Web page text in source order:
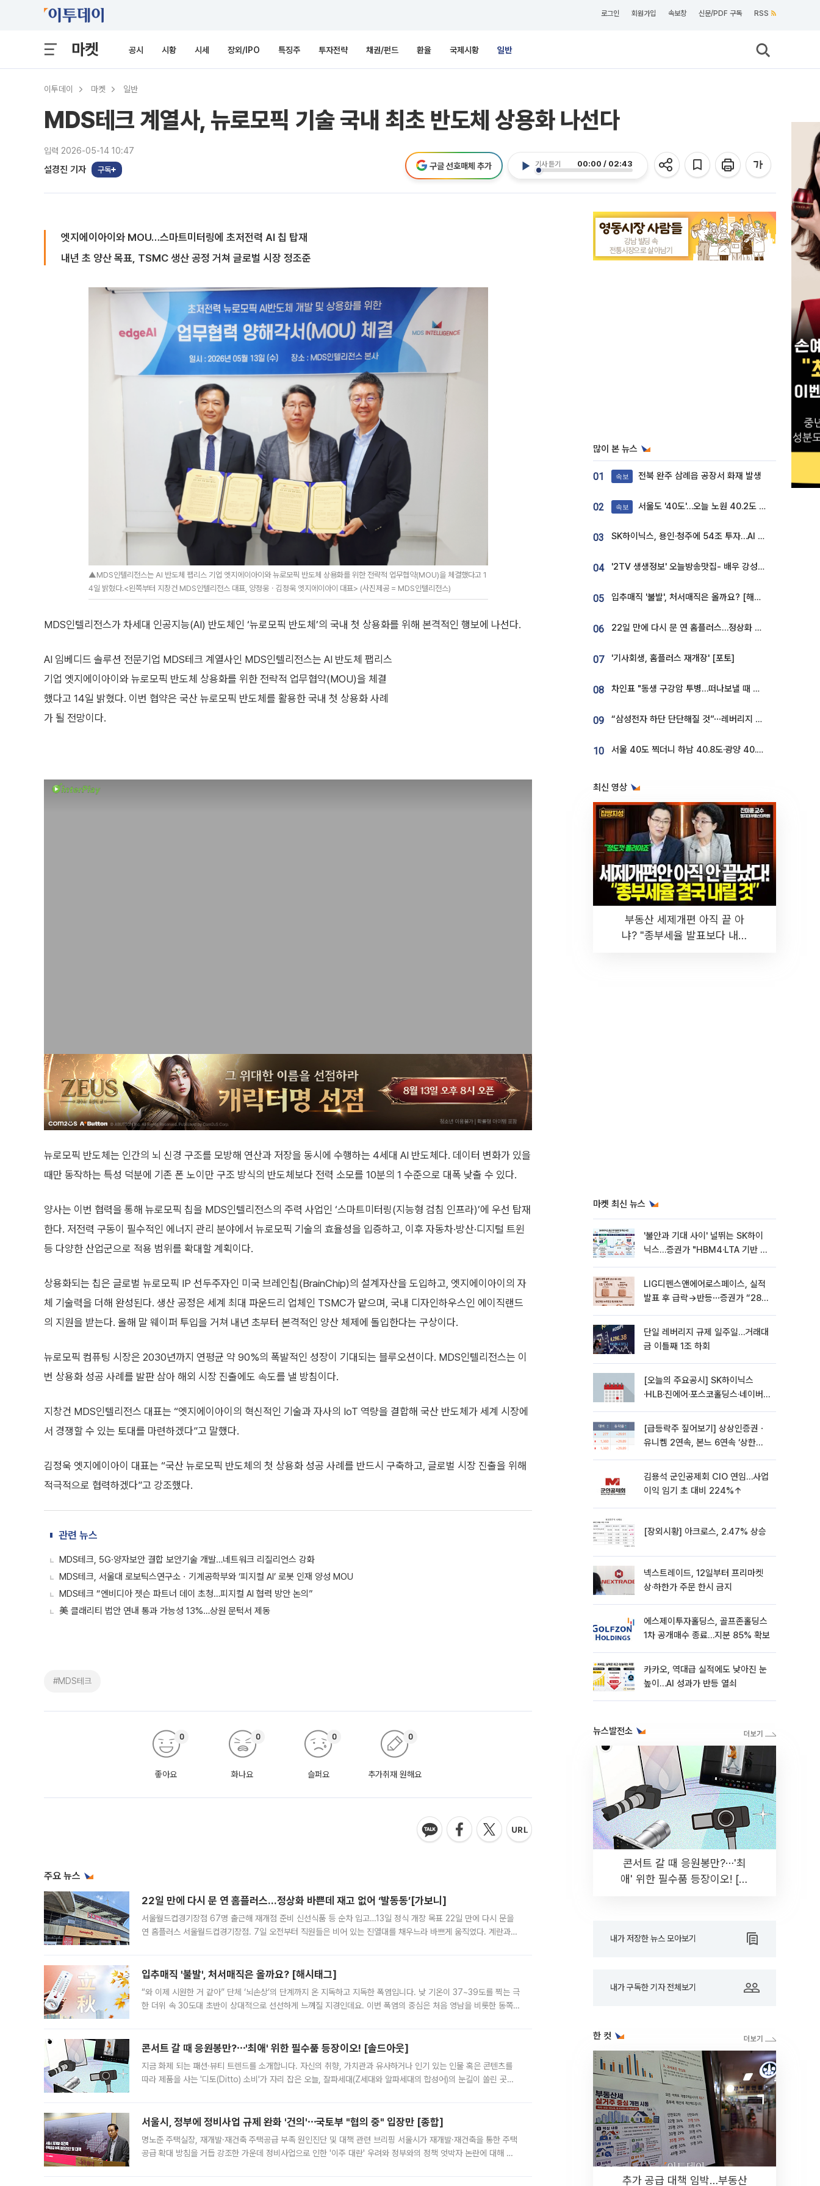
로그인 회원가입 속보창 신문/PDF 구독 RSS
마켓 공시 시황 시세 장외/IPO 특징주 투자전략 채권/펀드 환율 국제시황 일반
이투데이 마켓 일반
MDS테크 계열사, 뉴로모픽 기술 국내 최초 반도체 상용화 나선다
입력 2026-05-14 10:47
설경진 기자 구독
기사 듣기 00:00 / 02:43
구글 선호매체 추가
엣지에이아이와 MOU…스마트미터링에 초저전력 AI 칩 탑재
내년 초 양산 목표, TSMC 생산 공정 거쳐 글로벌 시장 정조준
▲MDS인텔리전스는 AI 반도체 팹리스 기업 엣지에이아이와 뉴로모픽 반도체 상용화를 위한 전략적 업무협약(MOU)을 체결했다고 1
4일 밝혔다.<왼쪽부터 지창건 MDS인텔리전스 대표, 양정웅ㆍ김정욱 엣지에이아이 대표> (사진제공 = MDS인텔리전스)
MDS인텔리전스가 차세대 인공지능(AI) 반도체인 ‘뉴로모픽 반도체’의 국내 첫 상용화를 위해 본격적인 행보에 나선다.
AI 임베디드 솔루션 전문기업 MDS테크 계열사인 MDS인텔리전스는 AI 반도체 팹리스
기업 엣지에이아이와 뉴로모픽 반도체 상용화를 위한 전략적 업무협약(MOU)을 체결
했다고 14일 밝혔다. 이번 협약은 국산 뉴로모픽 반도체를 활용한 국내 첫 상용화 사례
가 될 전망이다.
뉴로모픽 반도체는 인간의 뇌 신경 구조를 모방해 연산과 저장을 동시에 수행하는 4세대 AI 반도체다. 데이터 변화가 있을
때만 동작하는 특성 덕분에 기존 폰 노이만 구조 방식의 반도체보다 전력 소모를 10분의 1 수준으로 대폭 낮출 수 있다.
양사는 이번 협력을 통해 뉴로모픽 칩을 MDS인텔리전스의 주력 사업인 ‘스마트미터링(지능형 검침 인프라)’에 우선 탑재
한다. 저전력 구동이 필수적인 에너지 관리 분야에서 뉴로모픽 기술의 효율성을 입증하고, 이후 자동차·방산·디지털 트윈
등 다양한 산업군으로 적용 범위를 확대할 계획이다.
상용화되는 칩은 글로벌 뉴로모픽 IP 선두주자인 미국 브레인칩(BrainChip)의 설계자산을 도입하고, 엣지에이아이의 자
체 기술력을 더해 완성된다. 생산 공정은 세계 최대 파운드리 업체인 TSMC가 맡으며, 국내 디자인하우스인 에이직랜드
의 지원을 받는다. 올해 말 웨이퍼 투입을 거쳐 내년 초부터 본격적인 양산 체제에 돌입한다는 구상이다.
뉴로모픽 컴퓨팅 시장은 2030년까지 연평균 약 90%의 폭발적인 성장이 기대되는 블루오션이다. MDS인텔리전스는 이
번 상용화 성공 사례를 발판 삼아 해외 시장 진출에도 속도를 낼 방침이다.
지창건 MDS인텔리전스 대표는 “엣지에이아이의 혁신적인 기술과 자사의 IoT 역량을 결합해 국산 반도체가 세계 시장에
서 경쟁할 수 있는 토대를 마련하겠다”고 말했다.
김정욱 엣지에이아이 대표는 “국산 뉴로모픽 반도체의 첫 상용화 성공 사례를 반드시 구축하고, 글로벌 시장 진출을 위해
적극적으로 협력하겠다”고 강조했다.
관련 뉴스
MDS테크, 5G·양자보안 결합 보안기술 개발…네트워크 리질리언스 강화
MDS테크, 서울대 로보틱스연구소ㆍ기계공학부와 ‘피지컬 AI’ 로봇 인재 양성 MOU
MDS테크 “엔비디아 젯슨 파트너 데이 초청…피지컬 AI 협력 방안 논의”
美 클래리티 법안 연내 통과 가능성 13%…상원 문턱서 제동
#MDS테크
좋아요
0
화나요
0
슬퍼요
0
추가취재 원해요
0
주요 뉴스
22일 만에 다시 문 연 홈플러스…정상화 바쁜데 재고 없어 ‘발동동’[가보니]
서울월드컵경기장점 67명 출근해 재개점 준비 신선식품 등 순차 입고…13일 정식 개장 목표 22일 만에 다시 문을
연 홈플러스 서울월드컵경기장점. 7일 오전부터 직원들은 비어 있는 진열대를 채우느라 바쁘게 움직였다. 계란과
입추매직 '불발', 처서매직은 올까요? [해시태그]
“와 이제 시원한 거 같아” 단체 ‘뇌손상’의 단계까지 온 지독하고 지독한 폭염입니다. 낮 기온이 37~39도를 찍는 극
한 더위 속 30도대 초반이 상대적으로 선선하게 느껴질 지경인데요. 이번 폭염의 중심은 처음 영남을 비롯한 동쪽
콘서트 갈 때 응원봉만?⋯'최애' 위한 필수품 등장이오! [솔드아웃]
지금 화제 되는 패션·뷰티 트렌드를 소개합니다. 자신의 취향, 가치관과 유사하거나 인기 있는 인물 혹은 콘텐츠를
따라 제품을 사는 '디토(Ditto) 소비'가 자리 잡은 오늘, 잘파세대(Z세대와 알파세대의 합성어)의 눈길이 쏠린 곳은
서울시, 정부에 정비사업 규제 완화 '건의'⋯국토부 "협의 중" 입장만 [종합]
명노준 주택실장, 재개발·재건축 주택공급 부족 원인진단 및 대책 관련 브리핑 서울시가 재개발·재건축을 통한 주택
공급 확대 방침을 거듭 강조한 가운데 정비사업으로 인한 '이주 대란' 우려와 정부와의 정책 엇박자 논란에 대해 정
많이 본 뉴스
01 속보 전북 완주 삼례읍 공장서 화재 발생
02 속보 서울도 '40도'…오늘 노원 40.2도 기록
03 SK하이닉스, 용인·청주에 54조 투자…AI 메모리 생산기지 키운다
04 '2TV 생생정보' 오늘방송맛집- 배우 강성진 단골! 쌀국수ㆍ푸팟퐁 커리 맛집 '블○○○'
05 입추매직 '불발', 처서매직은 올까요? [해시태그]
06 22일 만에 다시 문 연 홈플러스…정상화 바쁜데 재고 없어 ‘발동동’[가보니]
07 '기사회생, 홈플러스 재개장' [포토]
08 차인표 "동생 구강암 투병…떠나보낼 때 가장 힘들었다”
09 “삼성전자 하단 단단해질 것”⋯레버리지 규제에 쏠림 완화 [찐코노미]
10 서울 40도 찍더니 하남 40.8도·광양 40.2도…전국 '펄펄'
최신 영상
부동산 세제개편 아직 끝 아
냐? "종부세율 발표보다 내릴
마켓 최신 뉴스
'불안과 기대 사이' 널뛰는 SK하이
닉스…증권가 "HBM4·LTA 기반 펀
LIG디펜스앤에어로스페이스, 실적
발표 후 급락→반등⋯증권가 “28년
단일 레버리지 규제 일주일…거래대
금 이틀째 1조 하회
[오늘의 주요공시] SK하이닉스
·HLB·진에어·포스코홀딩스·네이버·
[급등락주 짚어보기] 상상인증권ㆍ
유니켐 2연속, 본느 6연속 ‘상한
김용석 군인공제회 CIO 연임…사업
이익 임기 초 대비 224%↑
[장외시황] 아크로스, 2.47% 상승
넥스트레이드, 12일부터 프리마켓
상·하한가 주문 한시 금지
에스제이투자홀딩스, 골프존홀딩스
1차 공개매수 종료…지분 85% 확보
카카오, 역대급 실적에도 낮아진 눈
높이…AI 성과가 반등 열쇠
뉴스발전소
콘서트 갈 때 응원봉만?⋯'최
애' 위한 필수품 등장이오! [솔
내가 저장한 뉴스 모아보기
내가 구독한 기자 전체보기
한 컷
추가 공급 대책 임박…부동산